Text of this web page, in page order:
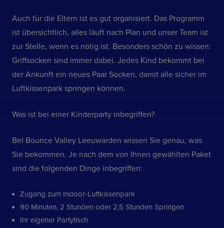
Auch für die Eltern ist es gut organisiert. Das Programm
ist übersichtlich, alles läuft nach Plan und unser Team ist
zur Stelle, wenn es nötig ist. Besonders schön zu wissen:
Griffsocken sind immer dabei. Jedes Kind bekommt bei
der Ankunft ein neues Paar Socken, damit alle sicher im
Luftkissenpark springen können.
Was ist bei einer Kinderparty inbegriffen?
Bei Bounce Valley Leeuwarden wissen Sie genau, was
Sie bekommen. Je nach dem von Ihnen gewählten Paket
sind die folgenden Dinge inbegriffen:
Zugang zum Indoor-Luftkissenpark
90 Minuten, 2 Stunden oder 2,5 Stunden Springen
Ihr eigener Partytisch